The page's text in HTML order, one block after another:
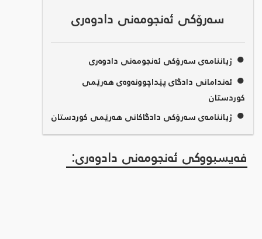
سەرۆکی ئەنجومەنی دادوەری
●ژیاننامەی سەرۆکی ئەنجومەنی دادوەری
● ئەندامانی دادگای پێداچوونەوەی هەرێمی
کوردستان
●ژیاننامەی سەرۆکی دادگاکانی هەرێمی کوردستان
فەیسبووکی ئەنجومەنی دادوەری: